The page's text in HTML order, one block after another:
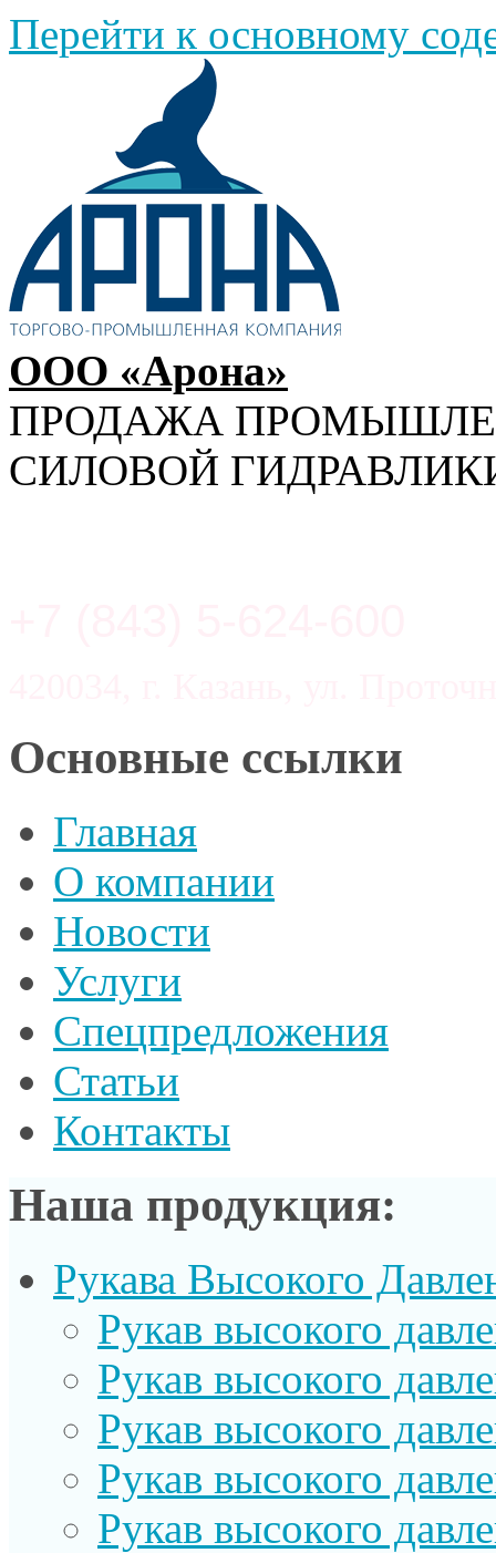
Перейти к основному
ООО «Арона»
ПРОДАЖА
СИЛОВОЙ
Основные ссылки
Главная
О компании
Новости
Услуги
Спецпредложения
Статьи
Контакты
Наша продукция:
Рукава Высокого
Рукав выcокого
Рукав высокого
Рукав высокого
Рукав высокого
Рукав высокого